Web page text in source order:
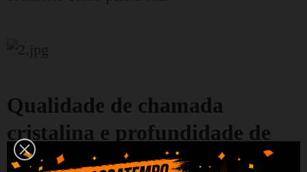
Qualidade de chamada
cristalina e profundidade de
som